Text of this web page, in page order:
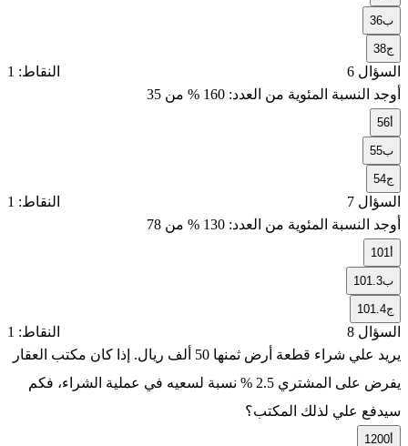
ب36
ج38
السؤال 6
النقاط: 1
أوجد النسبة المئوية من العدد: 160% من 35
56
ب55
ج54
السؤال 7
النقاط: 1
أوجد النسبة المئوية من العدد: 130% من 78
101
ب101.3
ج101.4
السؤال 8
النقاط: 1
يريد علي شراء قطعة أرض ثمنها 50ألف ريال. إذا كان مكتب العقار
يفرض على المشتري 2.5% نسبة لسعيه في عملية الشراء، فكم
سيدفع علي لذلك المكتب؟
1200